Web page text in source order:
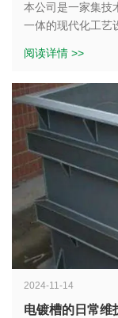
本公司是一家集技
一体的现代化工艺
产团队。厂区位于
公司专业设计、生
体硅片清洗设备、
锈钢蚀花生产线、
电泳设备、废气处
阅读详情 >>
2024-11-14
电镀槽的日常维